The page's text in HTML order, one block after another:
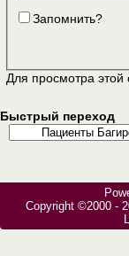
Запомнить?
Для просмотра
Быстрый переход
Copyright ©2000 -